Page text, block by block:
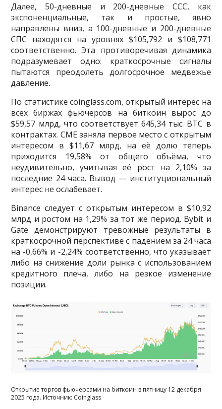
Далее, 50-дневные и 200-дневные ССС, как
экспоненциальные, так и простые, явно
направлены вниз, а 100-дневные и 200-дневные
СПС находятся на уровнях $105,792 и $108,771
соответственно. Эта противоречивая динамика
подразумевает одно: краткосрочные сигналы
пытаются преодолеть долгосрочное медвежье
давление.
По статистике coinglass.com, открытый интерес на
всех биржах фьючерсов на биткоин вырос до
$59,57 млрд, что соответствует 645,34 тыс. BTC в
контрактах. CME заняла первое место с открытым
интересом в $11,67 млрд, на её долю теперь
приходится 19,58% от общего объёма, что
неудивительно, учитывая её рост на 2,10% за
последние 24 часа. Вывод — институциональный
интерес не ослабевает.
Binance следует с открытым интересом в $10,92
млрд и ростом на 1,29% за тот же период. Bybit и
Gate демонстрируют тревожные результаты в
краткосрочной перспективе с падением за 24 часа
на -0,66% и -2,24% соответственно, что указывает
либо на снижение доли рынка с использованием
кредитного плеча, либо на резкое изменение
позиции.
Открытие торгов фьючерсами на биткоин в пятницу 12 декабря
2025 года. Источник: Coinglass